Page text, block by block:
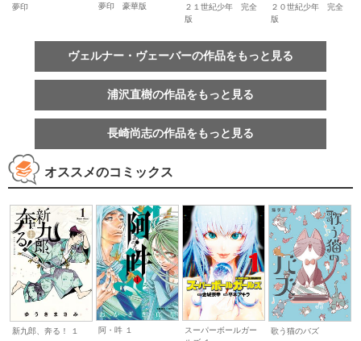
夢印 夢印 豪華版
２１世紀少年 完全
版
２０世紀少年 完全
版
ヴェルナー・ヴェーバーの作品をもっと見る
浦沢直樹の作品をもっと見る
長崎尚志の作品をもっと見る
オススメのコミックス
新九郎、奔る！ １ 阿・吽 １
スーパーボールガー
歌う猫のバズ